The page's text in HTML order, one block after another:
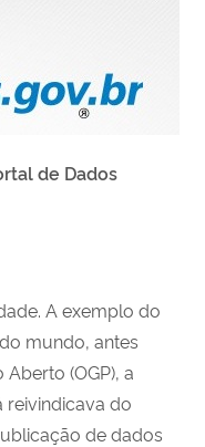
de Dados
A exemplo do
mundo, antes
(OGP), a
reivindicava do
de dados